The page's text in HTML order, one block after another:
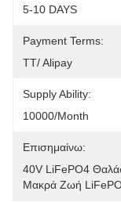
5-10 DAYS
Payment Terms:
TT/ Alipay
Supply Ability:
10000/month
Επισημαίνω:
40V LiFePO4
Μακρά Ζωή